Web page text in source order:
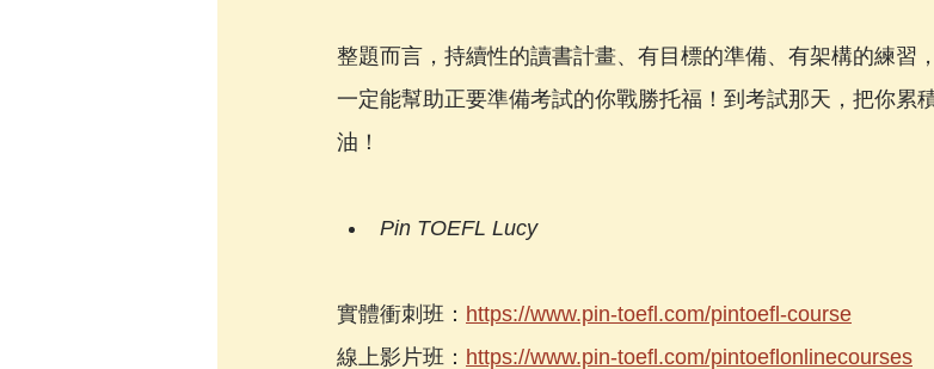
整題而言，持續性的讀書計畫、有目標的準備、有架構的練習
一定能幫助正要準備考試的你戰勝托福！到考試那天，把你累
油！
Pin TOEFL Lucy
實體衝刺班： https://www.pin-toefl.com/pintoefl-course
線上影片班： https://www.pin-toefl.com/pintoeflonlinecourses